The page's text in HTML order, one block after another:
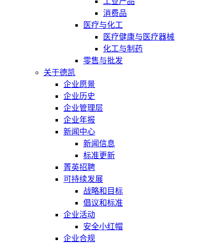
消费品
医疗与化工
医疗健康与医疗器械
化工与制药
零售与批发
关于德凯
企业愿景
企业历史
企业管理层
企业年报
新闻中心
新闻信息
标准更新
菁英招聘
可持续发展
战略和目标
倡议和标准
企业活动
安全小红帽
企业合规